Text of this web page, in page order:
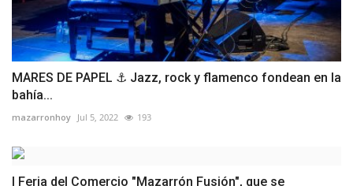
MARES DE PAPEL ⚓ Jazz, rock y flamenco fondean en la
bahía...
mazarronhoy Jul 5, 2022 193
I Feria del Comercio "Mazarrón Fusión", que se